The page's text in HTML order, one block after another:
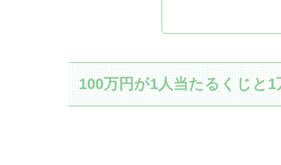
100万円が1人当たるくじと